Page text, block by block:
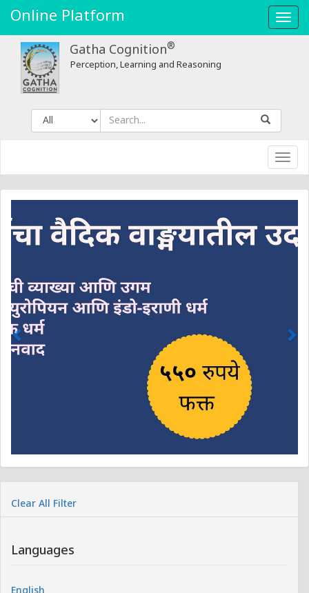
Gatha
Cognition
Online Platform
Gatha Cognition®
Perception, Learning and Reasoning
Clear All Filter
Languages